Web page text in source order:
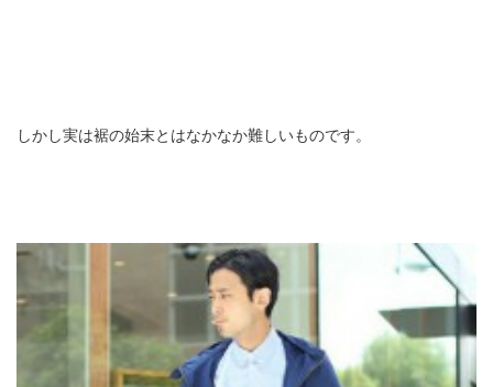
しかし実は裾の始末とはなかなか難しいものです。